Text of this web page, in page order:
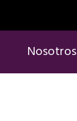
Nosotros